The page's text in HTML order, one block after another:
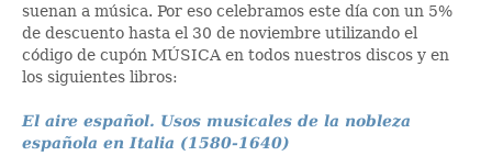
suenan a música. Por eso celebramos este día con un 5%
de descuento hasta el 30 de noviembre utilizando el
código de cupón MÚSICA en todos nuestros discos y en
los siguientes libros:
El aire español. Usos musicales de la nobleza
española en Italia (1580-1640)